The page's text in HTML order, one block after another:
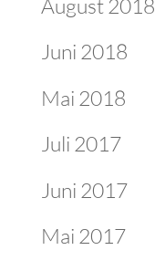
August 2018
Juni 2018
Mai 2018
Juli 2017
Juni 2017
Mai 2017